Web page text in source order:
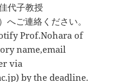
代子教授
ご連絡ください。
Prof.Nohara of
name,email
via
by the deadline.